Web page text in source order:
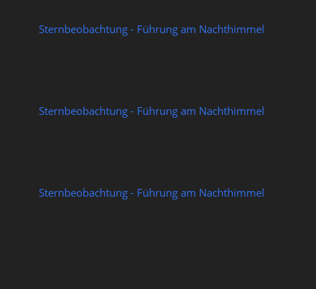
Sternbeobachtung - Führung am Nachthimmel
Sternbeobachtung - Führung am Nachthimmel
Sternbeobachtung - Führung am Nachthimmel